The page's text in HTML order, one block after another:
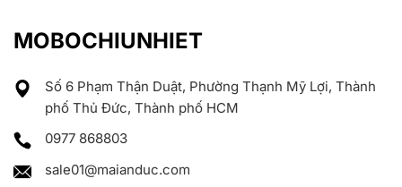
MOBOCHIUNHIET
Số 6 Phạm Thận Duật, Phường Thạnh Mỹ Lợi, Thành
phố Thủ Đức, Thành phố HCM
0977 868803
sale01@maianduc.com